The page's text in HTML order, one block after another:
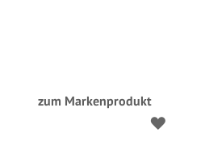
zum Markenprodukt